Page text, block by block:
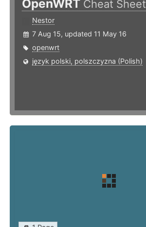
OpenWRT Cheat Sheet
Nestor
7 Aug 15, updated 11 May 16
openwrt
język polski, polszczyzna (Polish)